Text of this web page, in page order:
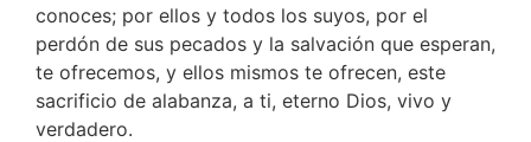
conoces; por ellos y todos los suyos, por el
perdón de sus pecados y la salvación que esperan,
te ofrecemos, y ellos mismos te ofrecen, este
sacrificio de alabanza, a ti, eterno Dios, vivo y
verdadero.